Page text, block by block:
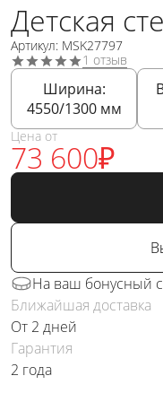
Детская
Артикул: MSK27797
1 отзыв
Ширина:
4550/1300мм
Цена от
73 600₽
На ваш бонусный
Ближайшая доставка
От 2 дней
Гарантия
2 года